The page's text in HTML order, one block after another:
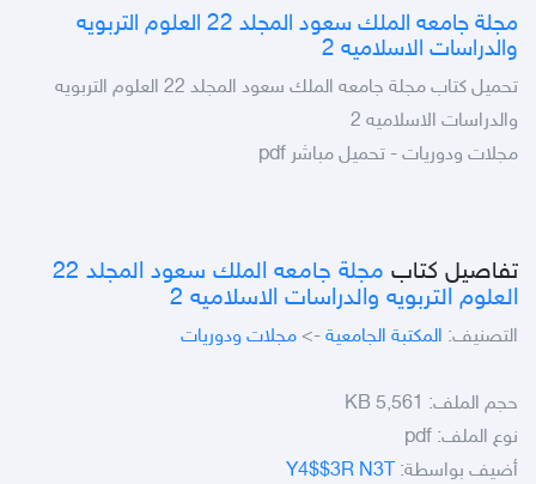
مجلة جامعه الملك سعود المجلد 22 العلوم التربويه
والدراسات الاسلاميه 2
تحميل كتاب مجلة جامعه الملك سعود المجلد 22 العلوم التربويه
والدراسات الاسلاميه 2
مجلات ودوريات - تحميل مباشر pdf
تفاصيل كتاب
مجلة جامعه الملك سعود المجلد 22
العلوم التربويه والدراسات الاسلاميه 2
التصنيف: المكتبة الجامعية -> مجلات ودوريات
حجم الملف: 5,561 KB
نوع الملف: pdf
أضيف بواسطة: Y4$$3R N3T